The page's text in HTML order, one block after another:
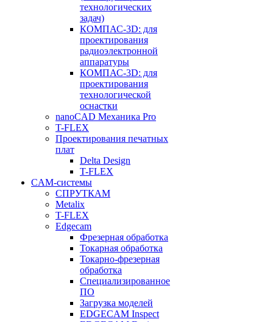
технологических
задач)
КОМПАС-3D: для
проектирования
радиоэлектронной
аппаратуры
КОМПАС-3D: для
проектирования
технологической
оснастки
nanoCAD Механика Pro
T-FLEX
Проектирования печатных
плат
Delta Design
T-FLEX
CAM-системы
СПРУТКAM
Metalix
T-FLEX
Edgecam
Фрезерная обработка
Токарная обработка
Токарно-фрезерная
обработка
Специализированное
ПО
Загрузка моделей
EDGECAM Inspect